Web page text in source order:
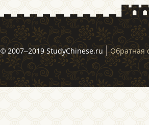
© 2007–2019 StudyChinese.ru Обратная